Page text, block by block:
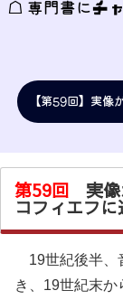
☖ 専門書にチ
第59回 実像
コフィエフ
19世紀後半、
き、19世紀末